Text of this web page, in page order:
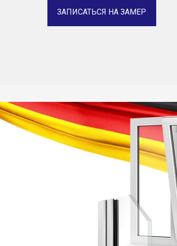
ЗАПИСАТЬСЯ НА ЗАМЕР